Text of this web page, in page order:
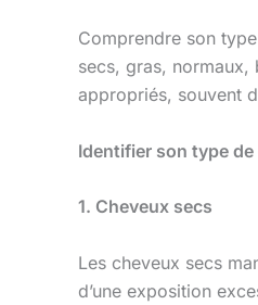
Comprendre son
secs, gras, normaux,
appropriés, souvent
Identifier son type
1. Cheveux secs
Les cheveux secs
d’une exposition